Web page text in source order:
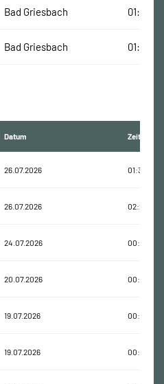
Bad Griesbach
Bad Griesbach
Datum Zeit
26.07.2026 01:33:05
26.07.2026 02:28:02
24.07.2026 00:37:45
20.07.2026 00:57:50
19.07.2026 00:46:51
19.07.2026 00:45:53